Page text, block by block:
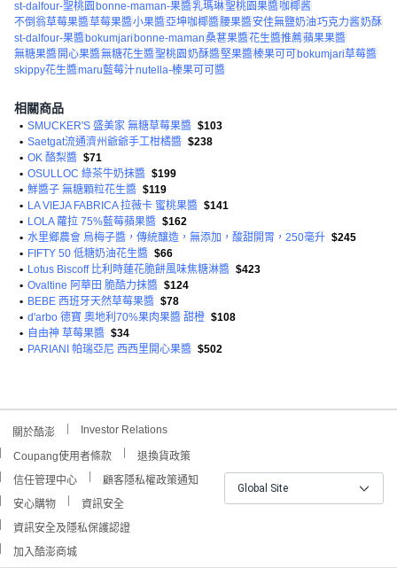
st-dalfour-聖桃園 bonne-maman-果醬乳瑪琳聖桃園果醬咖椰酱
不倒翁草莓果醬草莓果醬小果醬亞坤咖椰醬腰果醬安佳無鹽奶油巧克力酱奶酥
st-dalfour-果醬bokumjaribonne-maman桑葚果醬花生醬推薦蘋果果醬
無糖果醬 開心果醬無糖花生醬聖桃園 奶酥醬堅果醬榛果可可bokumjari草莓醬
skippy花生醬maru藍莓汁nutella-榛果可可醬
相關商品
• SMUCKER'S 盛美家 無糖草莓果醬 $103
• Saetgat流通濟州爺爺手工柑橘醬 $238
• OK 酪梨醬 $71
• OSULLOC 綠茶牛奶抹醬 $199
• 鮮醬子 無糖顆粒花生醬 $119
• LA VIEJA FABRICA 拉薇卡 蜜桃果醬 $141
• LOLA 蘿拉 75%藍莓蘋果醬 $162
• 水里鄉農會 烏梅子醬，傳統釀造，無添加，酸甜開胃，250毫升 $245
• FIFTY 50 低糖奶油花生醬 $66
• Lotus Biscoff 比利時蓮花脆餅風味焦糖淋醬 $423
• Ovaltine 阿華田 脆酷力抹醬 $124
• BEBE 西班牙天然草莓果醬 $78
• d'arbo 德寶 奧地利70%果肉果醬 甜橙 $108
• 自由神 草莓果醬 $34
• PARIANI 帕瑞亞尼 西西里開心果醬 $502
關於酷澎 Investor Relations
Coupang使用者條款
退換貨政策
信任管理中心
顧客隱私權政策通知
安心購物
資訊安全
資訊安全及隱私保護認證
加入酷澎商城
Global Site